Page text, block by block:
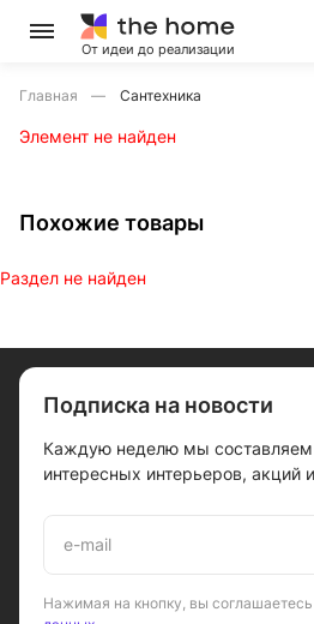
От идеи до реализации
Главная Сантехника
Элемент не найден
Похожие товары
Раздел не найден
Подписка на новости
Каждую неделю мы составляем
интересных интерьеров, акций
Нажимая на кнопку, вы соглашаетесь